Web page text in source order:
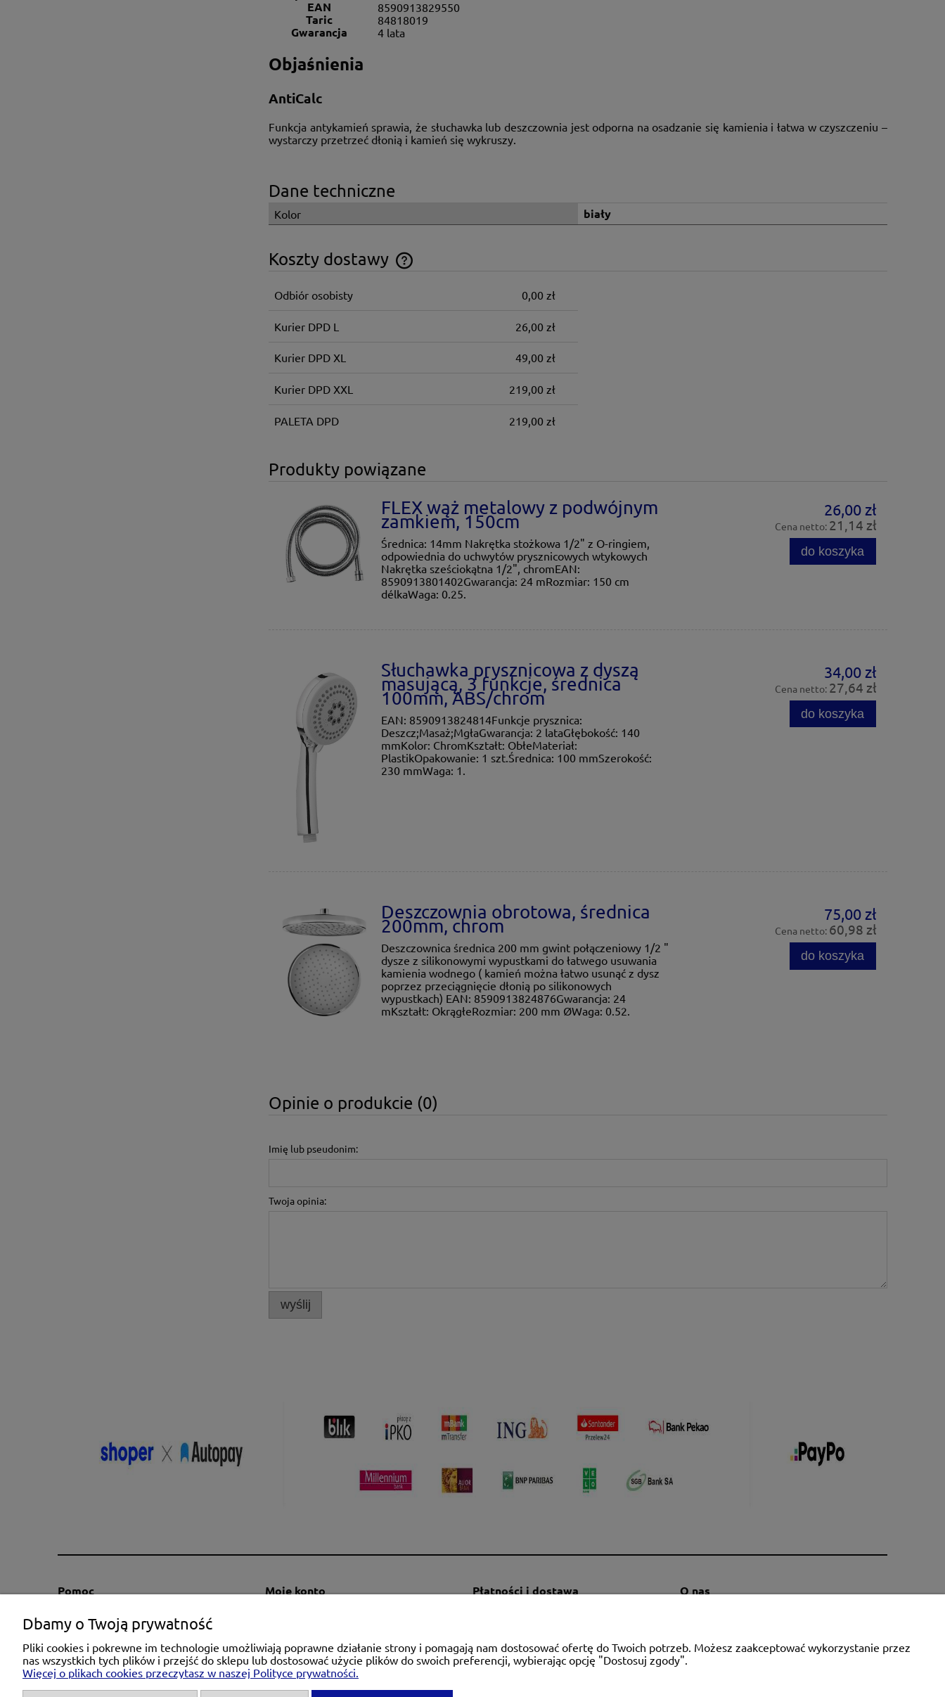
EAN 8590913829550
Taric 84818019
Gwarancja 4 lata
Objaśnienia
AntiCalc
Funkcja antykamień sprawia, że słuchawka lub deszczownia jest odporna na osadzanie się kamienia i łatwa w czyszczeniu –
wystarczy przetrzeć dłonią i kamień się wykruszy.
Dane techniczne
Kolor biały
Koszty dostawy
Cena nie zawiera ewentualnych kosztów
Odbiór osobisty 0,00 zł
Kurier DPD L 26,00 zł
Kurier DPD XL 49,00 zł
Kurier DPD XXL 219,00 zł
PALETA DPD 219,00 zł
Produkty powiązane
FLEX wąż metalowy z podwójnym
zamkiem, 150cm
Średnica: 14mm Nakrętka stożkowa 1/2" z O-ringiem,
odpowiednia do uchwytów prysznicowych wtykowych
Nakrętka sześciokątna 1/2", chromEAN:
8590913801402Gwarancja: 24 mRozmiar: 150 cm
délkaWaga: 0.25.
26,00 zł
Cena netto: 21,14 zł
do koszyka
Słuchawka prysznicowa z dyszą
masującą, 3 funkcje, średnica
100mm, ABS/chrom
EAN: 8590913824814Funkcje prysznica:
Deszcz;Masaż;MgłaGwarancja: 2 lataGłębokość: 140
mmKolor: ChromKształt: ObłeMateriał:
PlastikOpakowanie: 1 szt.Średnica: 100 mmSzerokość:
230 mmWaga: 1.
34,00 zł
Cena netto: 27,64 zł
do koszyka
Deszczownia obrotowa, średnica
200mm, chrom
Deszczownica średnica 200 mm gwint połączeniowy 1/2 "
dysze z silikonowymi wypustkami do łatwego usuwania
kamienia wodnego ( kamień można łatwo usunąć z dysz
poprzez przeciągnięcie dłonią po silikonowych
wypustkach) EAN: 8590913824876Gwarancja: 24
mKształt: OkrągłeRozmiar: 200 mm ØWaga: 0.52.
75,00 zł
Cena netto: 60,98 zł
do koszyka
Opinie o produkcie (0)
Imię lub pseudonim:
Twoja opinia:
wyślij
Pomoc
Regulaminy
Kontakt
Polityka prywatności
Zwroty i reklamacje
Informacja o cokies
Moje konto
Przechowalnia
Płatności i dostawa
Czas realizacji zamówienia
O nas
O firmie
Dbamy o Twoją prywatność
Pliki cookies i pokrewne im technologie umożliwiają poprawne działanie strony i pomagają nam dostosować ofertę do Twoich potrzeb. Możesz zaakceptować wykorzystanie przez
nas wszystkich tych plików i przejść do sklepu lub dostosować użycie plików do swoich preferencji, wybierając opcję "Dostosuj zgody".
Więcej o plikach cookies przeczytasz w naszej Polityce prywatności.